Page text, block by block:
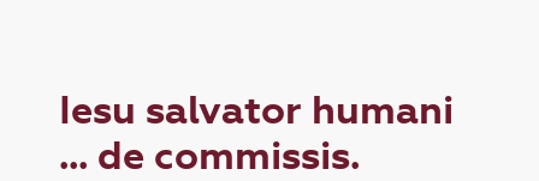
Iesu salvator humani
... de commissis.